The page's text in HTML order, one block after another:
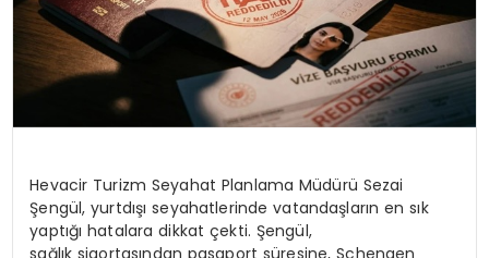
Hevacir Turizm Seyahat Planlama Müdürü Sezai
Şengül, yurtdışı seyahatlerinde vatandaşların en sık
yaptığı hatalara dikkat çekti. Şengül,
sağlık sigortasından pasaport süresine, Schengen